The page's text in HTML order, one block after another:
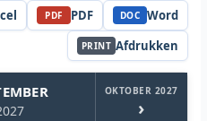
PDF PDF DOC Word
PRINT Afdrukken
OKTOBER 2027
›